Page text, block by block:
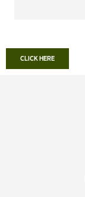
CLICK HERE